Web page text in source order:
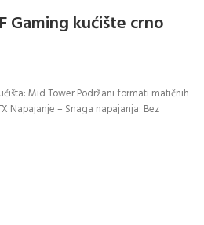
Gaming kućište crno
Mid Tower Podržani formati matičnih
Napajanje – Snaga napajanja: Bez